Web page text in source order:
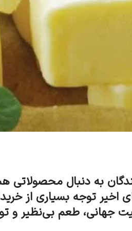
به دنبال محصولاتی
توجه بسیاری از
جهانی، طعم بی‌نظیر و